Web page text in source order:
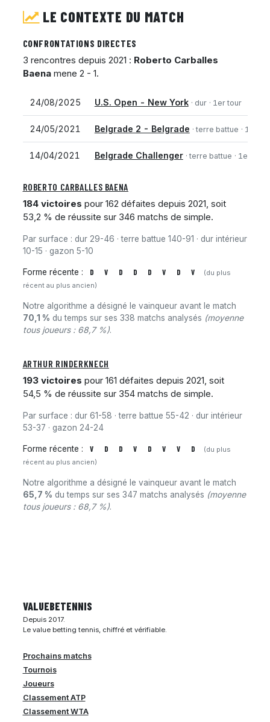
LE CONTEXTE DU MATCH
CONFRONTATIONS DIRECTES
3 rencontres depuis 2021 : Roberto Carballes
Baenamene 2 - 1.
24/08/2025 U.S. Open - New York · dur · 1er tour
24/05/2021 Belgrade 2 - Belgrade · terre battue · 1er
14/04/2021 Belgrade Challenger · terre battue · 1er tour
ROBERTO CARBALLES BAENA
184 victoires pour 162 défaites depuis 2021, soit
53,2 % de réussite sur 346 matchs de simple.
Par surface : dur 29-46 · terre battue 140-91 · dur intérieur
10-15 · gazon 5-10
Forme récente : D V D D D V D V
(du plus
récent au plus ancien)
Notre algorithme a désigné le vainqueur avant le match
70,1 % du temps sur ses 338 matchs analysés (moyenne
tous joueurs : 68,7 %).
ARTHUR RINDERKNECH
193 victoires pour 161 défaites depuis 2021, soit
54,5 % de réussite sur 354 matchs de simple.
Par surface : dur 61-58 · terre battue 55-42 · dur intérieur
53-37 · gazon 24-24
Forme récente : V D D V D V V D
(du plus
récent au plus ancien)
Notre algorithme a désigné le vainqueur avant le match
65,7 % du temps sur ses 347 matchs analysés (moyenne
tous joueurs : 68,7 %).
VALUEBETENNIS
Depuis 2017.
Le value betting tennis, chiffré et vérifiable.
Prochains matchs
Tournois
Joueurs
Classement ATP
Classement WTA